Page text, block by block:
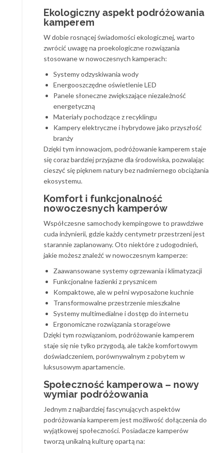
Ekologiczny aspekt podróżowania
kamperem
W dobie rosnącej świadomości ekologicznej, warto
zwrócić uwagę na proekologiczne rozwiązania
stosowane w nowoczesnych kamperach:
Systemy odzyskiwania wody
Energooszczędne oświetlenie LED
Panele słoneczne zwiększające niezależność
energetyczną
Materiały pochodzące z recyklingu
Kampery elektryczne i hybrydowe jako przyszłość
branży
Dzięki tym innowacjom, podróżowanie kamperem staje
się coraz bardziej przyjazne dla środowiska, pozwalając
cieszyć się pięknem natury bez nadmiernego obciążania
ekosystemu.
Komfort i funkcjonalność
nowoczesnych kamperów
Współczesne samochody kempingowe to prawdziwe
cuda inżynierii, gdzie każdy centymetr przestrzeni jest
starannie zaplanowany. Oto niektóre z udogodnień,
jakie możesz znaleźć w nowoczesnym kamperze:
Zaawansowane systemy ogrzewania i klimatyzacji
Funkcjonalne łazienki z prysznicem
Kompaktowe, ale w pełni wyposażone kuchnie
Transformowalne przestrzenie mieszkalne
Systemy multimedialne i dostęp do internetu
Ergonomiczne rozwiązania storage’owe
Dzięki tym rozwiązaniom, podróżowanie kamperem
staje się nie tylko przygodą, ale także komfortowym
doświadczeniem, porównywalnym z pobytem w
luksusowym apartamencie.
Społeczność kamperowa – nowy
wymiar podróżowania
Jednym z najbardziej fascynujących aspektów
podróżowania kamperem jest możliwość dołączenia do
wyjątkowej społeczności. Posiadacze kamperów
tworzą unikalną kulturę opartą na: